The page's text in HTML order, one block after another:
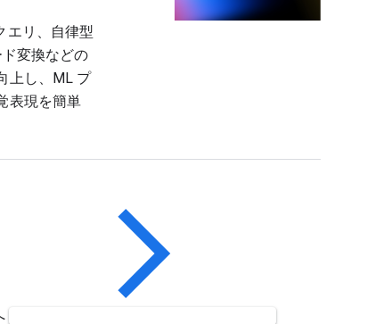
エリ、自律型
変換などの
上し、ML プ
表現を簡単